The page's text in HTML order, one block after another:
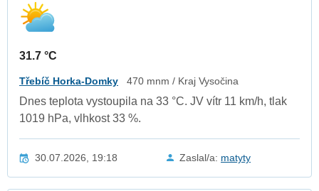
31.7 °C
Třebíč Horka-Domky 470 mnm / Kraj Vysočina
Dnes teplota vystoupila na 33 °C. JV vítr 11 km/h, tlak
1019 hPa, vlhkost 33 %.
30.07.2026, 19:18 Zaslal/a: matyty